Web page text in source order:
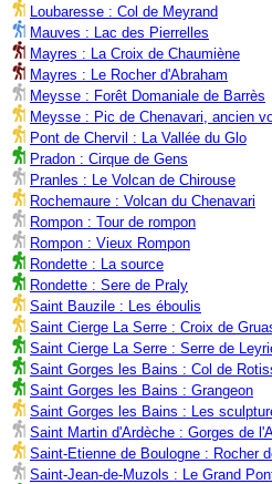
Loubaresse : Col de Meyrand
Mauves : Lac des Pierrelles
Mayres : La Croix de Chaumiène
Mayres : Le Rocher d'Abraham
Meysse : Forêt Domaniale de Barrès
Meysse : Pic de Chenavari, ancien
Pont de Chervil : La Vallée du Glo
Pradon : Cirque de Gens
Pranles : Le Volcan de Chirouse
Rochemaure : Volcan du Chenavari
Rompon : Tour de rompon
Rompon : Vieux Rompon
Rondette : La source
Rondette : Sere de Praly
Saint Bauzile : Les éboulis
Saint Cierge La Serre : Croix de
Saint Cierge La Serre : Serre de
Saint Gorges les Bains : Col de
Saint Gorges les Bains : Grangeon
Saint Gorges les Bains : Les
Saint Martin d'Ardèche : Gorges de
Saint-Etienne de Boulogne : Rocher
Saint-Jean-de-Muzols : Le Grand